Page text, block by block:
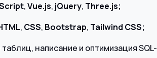
,Vue.js, jQuery, Three.js;
, CSS, Bootstrap, Tailwind CSS;
написание и оптимизация SQL-